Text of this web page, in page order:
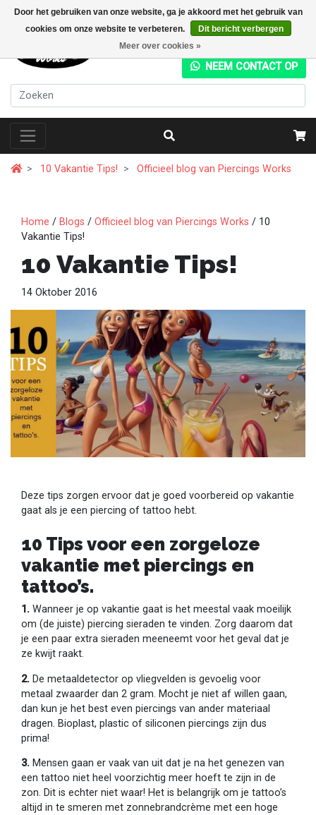
Door het gebruiken van onze website, ga je akkoord met het gebruik van
cookies om onze website te verbeteren.
Dit bericht verbergen
Meer over cookies »
NEEM CONTACT OP
10 Vakantie Tips! Officieel blog van Piercings Works
Home / Blogs / Officieel blog van Piercings Works / 10
Vakantie Tips!
10 Vakantie Tips!
14 Oktober 2016
Deze tips zorgen ervoor dat je goed voorbereid op vakantie
gaat als je een piercing of tattoo hebt.
10 Tips voor een zorgeloze
vakantie met piercings en
tattoo’s.
1. Wanneer je op vakantie gaat is het meestal vaak moeilijk
om (de juiste) piercing sieraden te vinden. Zorg daarom dat
je een paar extra sieraden meeneemt voor het geval dat je
ze kwijt raakt.
2. De metaaldetector op vliegvelden is gevoelig voor
metaal zwaarder dan 2 gram. Mocht je niet af willen gaan,
dan kun je het best even piercings van ander materiaal
dragen. Bioplast, plastic of siliconen piercings zijn dus
prima!
3. Mensen gaan er vaak van uit dat je na het genezen van
een tattoo niet heel voorzichtig meer hoeft te zijn in de
zon. Dit is echter niet waar! Het is belangrijk om je tattoo’s
altijd in te smeren met zonnebrandcrème met een hoge